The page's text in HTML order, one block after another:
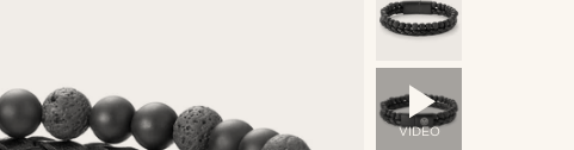
VIDEO